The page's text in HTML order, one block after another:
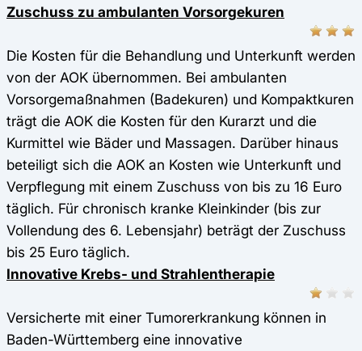
Zuschuss zu ambulanten Vorsorgekuren
Die Kosten für die Behandlung und Unterkunft werden
von der AOK übernommen. Bei ambulanten
Vorsorgemaßnahmen (Badekuren) und Kompaktkuren
trägt die AOK die Kosten für den Kurarzt und die
Kurmittel wie Bäder und Massagen. Darüber hinaus
beteiligt sich die AOK an Kosten wie Unterkunft und
Verpflegung mit einem Zuschuss von bis zu 16 Euro
täglich. Für chronisch kranke Kleinkinder (bis zur
Vollendung des 6. Lebensjahr) beträgt der Zuschuss
bis 25 Euro täglich.
Innovative Krebs- und Strahlentherapie
Versicherte mit einer Tumorerkrankung können in
Baden-Württemberg eine innovative